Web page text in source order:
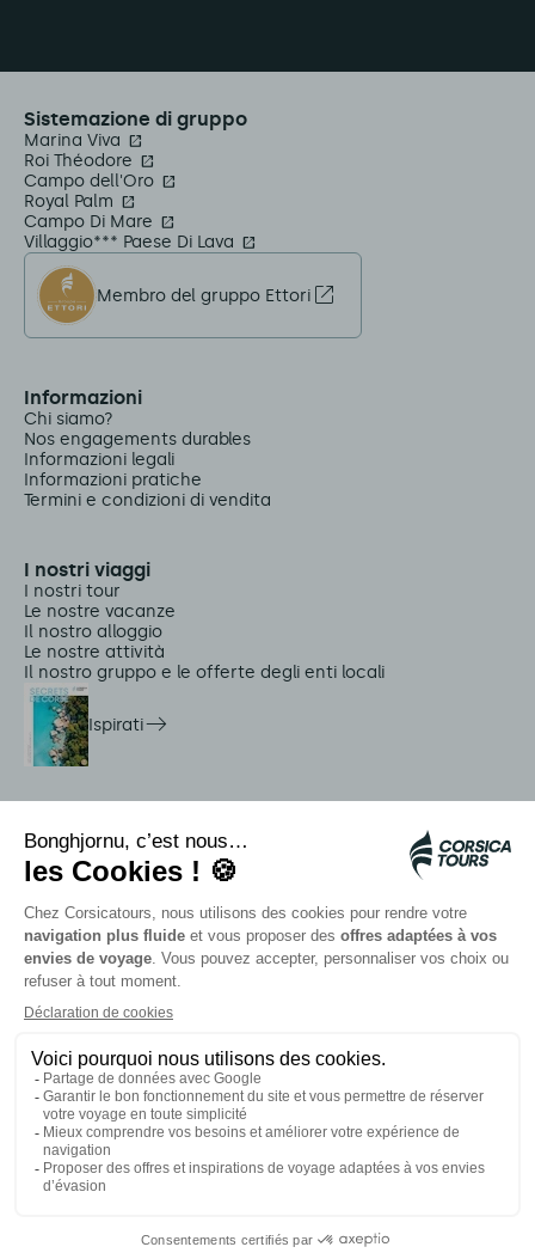
Sistemazione di gruppo
Marina Viva
Roi Théodore
Campo dell'Oro
Royal Palm
Campo Di Mare
Villaggio*** Paese Di Lava
Membro del gruppo Ettori
Informazioni
Chi siamo?
Nos engagements durables
Informazioni legali
Informazioni pratiche
Termini e condizioni di vendita
I nostri viaggi
I nostri tour
Le nostre vacanze
Il nostro alloggio
Le nostre attività
Il nostro gruppo e le offerte degli enti locali
Ispirati
Navette Citadina
Allarme meduse
Autocars rapides bleus
Contattate i nostri consulenti
I nostri partner